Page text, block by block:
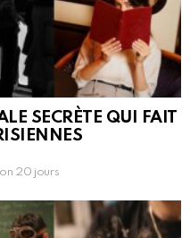
SECRÈTE QUI FAIT
20 jours